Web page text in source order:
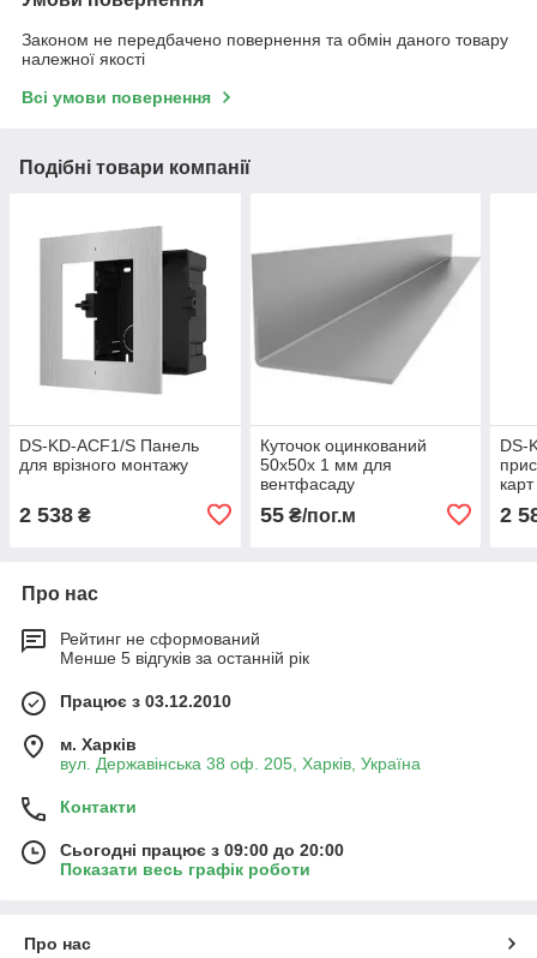
Законом не передбачено повернення та обмін даного товару
належної якості
Всі умови повернення
Подібні товари компанії
DS-KD-ACF1/S Панель
для врізного монтажу
2 538 ₴
Куточок оцинкований
50х50х 1 мм для
вентфасаду
55₴/пог.м
DS-
карт
2
Про нас
Рейтинг не сформований
Менше 5 відгуків за останній рік
Працює з 03.12.2010
м. Харків
вул. Державінська 38 оф. 205, Харків, Україна
Контакти
Сьогодні працює з 09:00 до 20:00
Показати весь графік роботи
Про нас